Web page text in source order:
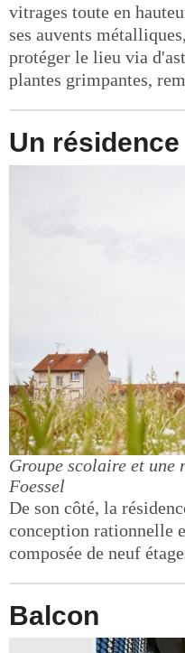
vitrages toute en
ses auvents
protéger le lieu via
plantes grimpantes,
Un
Groupe scolaire et une
Foessel
De son côté, la
conception rationnelle
composée de neuf
Balcon